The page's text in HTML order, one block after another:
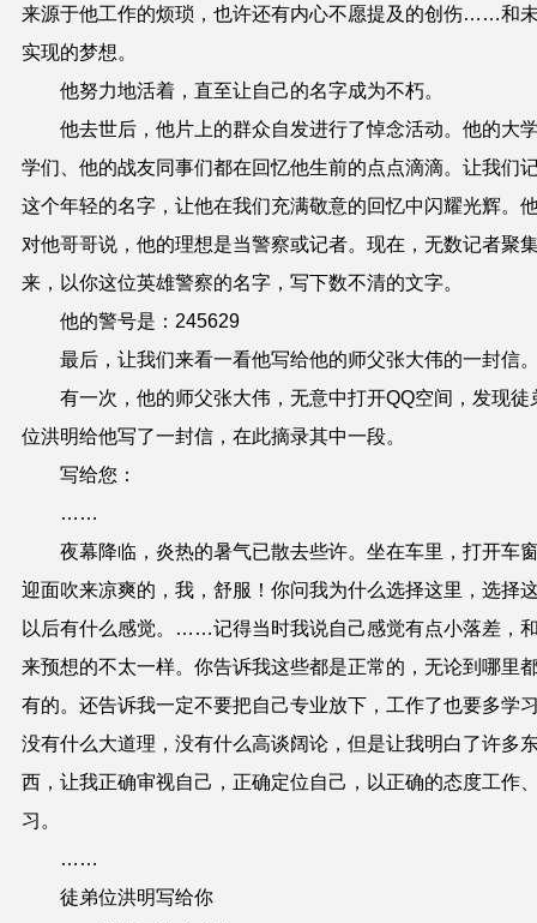
来源于他工作的烦琐，也许还有内心不愿提及的创伤……和
实现的梦想。
他努力地活着，直至让自己的名字成为不朽。
他去世后，他片上的群众自发进行了悼念活动。他的大
学们、他的战友同事们都在回忆他生前的点点滴滴。让我们
这个年轻的名字，让他在我们充满敬意的回忆中闪耀光辉。
对他哥哥说，他的理想是当警察或记者。现在，无数记者聚
来，以你这位英雄警察的名字，写下数不清的文字。
他的警号是： 245629
最后，让我们来看一看他写给他的师父张大伟的一封信
有一次，他的师父张大伟，无意中打开QQ空间，发现徒
位洪明给他写了一封信，在此摘录其中一段。
写给您：
……
夜幕降临，炎热的暑气已散去些许。坐在车里，打开车
迎面吹来凉爽的，我，舒服！你问我为什么选择这里，选择
以后有什么感觉。……记得当时我说自己感觉有点小落差，
来预想的不太一样。你告诉我这些都是正常的，无论到哪里
有的。还告诉我一定不要把自己专业放下，工作了也要多学
没有什么大道理，没有什么高谈阔论，但是让我明白了许多
西，让我正确审视自己，正确定位自己，以正确的态度工作
习。
……
徒弟位洪明写给你